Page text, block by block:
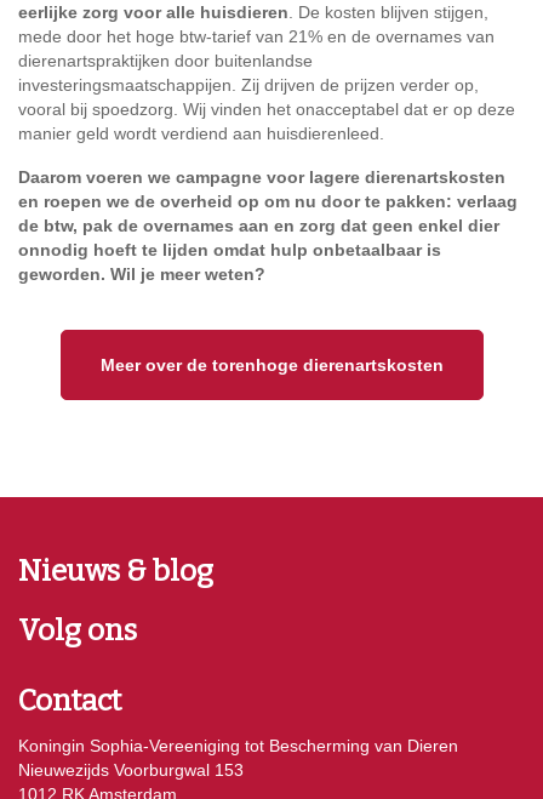
eerlijke zorg voor alle huisdieren. De kosten blijven stijgen,
mede door het hoge btw-tarief van 21% en de overnames van
dierenartspraktijken door buitenlandse
investeringsmaatschappijen. Zij drijven de prijzen verder op,
vooral bij spoedzorg. Wij vinden het onacceptabel dat er op deze
manier geld wordt verdiend aan huisdierenleed.
Daarom voeren we campagne voor lagere dierenartskosten
en roepen we de overheid op om nu door te pakken: verlaag
de btw, pak de overnames aan en zorg dat geen enkel dier
onnodig hoeft te lijden omdat hulp onbetaalbaar is
geworden. Wil je meer weten?
Meer over de torenhoge dierenartskosten
Nieuws & blog
Volg ons
Contact
Koningin Sophia-Vereeniging tot Bescherming van Dieren
Nieuwezijds Voorburgwal 153
1012 RK Amsterdam